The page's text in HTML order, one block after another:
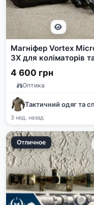
Магніфер Vortex
3X для коліматорів
голографічних
4 600 грн
Оптика
Тактичний одяг та
3 нед. назад
Отличное